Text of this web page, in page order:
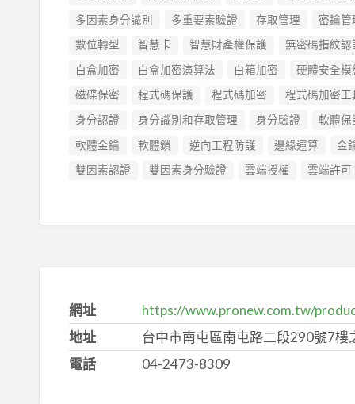
多因素身分識別
多重要素驗證 存取管理 密鑰管
數位轉型
智慧卡 智慧財產權保護 無密碼指紋認
白盒加密
白盒加密演算法 白箱加密 硬體安全模
磁碟保密
程式碼保護 程式碼加密 程式碼加密工
身分認證
身分識別和存取管理 身分驗證 軟體保
軟體金鑰
軟體鎖 逆向工程防護 邊緣運算 金
雙因素認證
雙因素身分驗證 雲端授權 雲端許可
網址
https://www.pronew.com.tw/
地址
台中市南屯區南屯路二段290號7樓
電話
04-2473-8309